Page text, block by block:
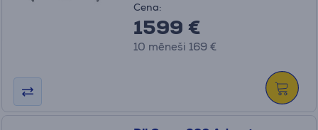
Cena:
1599 €
10 mēneši 169 €